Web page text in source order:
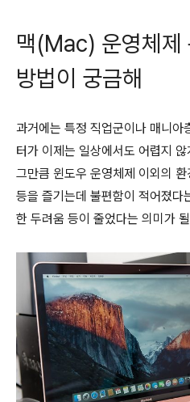
맥(Mac) 운영체제
방법이 궁금해
과거에는 특정 직업군이나 매니아
터가 이제는 일상에서도 어렵지
그만큼 윈도우 운영체제 이외의
등을 즐기는데 불편함이 적어졌다
한 두려움 등이 줄었다는 의미가